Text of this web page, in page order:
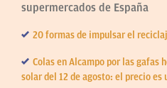
supermercados de España
20 formas de impulsar el
Colas en Alcampo por las gafas
solar del 12 de agosto: el precio es